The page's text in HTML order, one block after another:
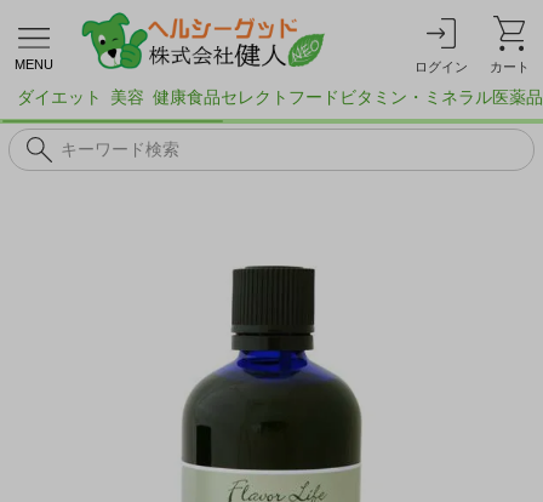
MENU ログイン カート
ダイエット 美容 健康食品セレクトフード ビタミン・ミネラル医薬品